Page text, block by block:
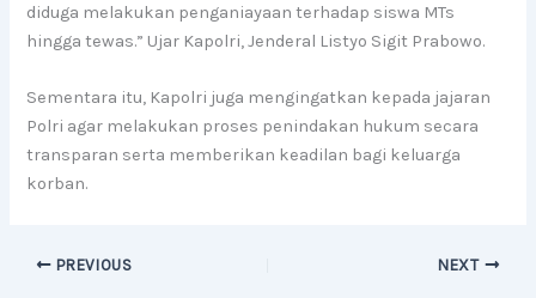
diduga melakukan penganiayaan terhadap siswa MTs
hingga tewas.” Ujar Kapolri, Jenderal Listyo Sigit Prabowo.
Sementara itu, Kapolri juga mengingatkan kepada jajaran
Polri agar melakukan proses penindakan hukum secara
transparan serta memberikan keadilan bagi keluarga
korban.
PREVIOUS NEXT